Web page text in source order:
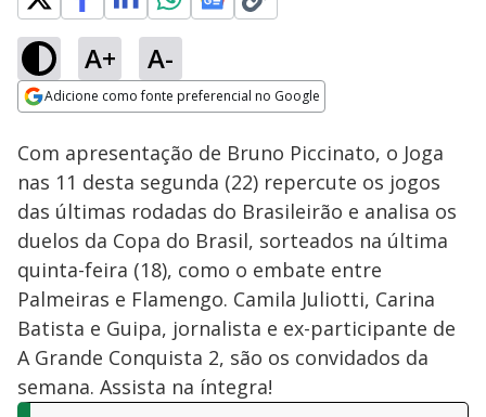
A+ A-
Adicione como fonte preferencial no Google
Ativar
Loaded :
1.23%
Com apresentação de Bruno Piccinato, o Joga
nas 11 desta segunda (22) repercute os jogos
das últimas rodadas do Brasileirão e analisa os
duelos da Copa do Brasil, sorteados na última
quinta-feira (18), como o embate entre
Palmeiras e Flamengo. Camila Juliotti, Carina
Batista e Guipa, jornalista e ex-participante de
A Grande Conquista 2, são os convidados da
semana. Assista na íntegra!